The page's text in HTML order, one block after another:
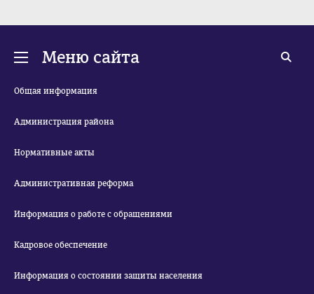
Меню сайта
Общая информация
Администрация района
Нормативные акты
Административная реформа
Информация о работе с обращениями
Кадровое обеспечение
Информация о состоянии защиты населения